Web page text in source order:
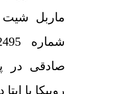
صادقی در
روبیکا یا